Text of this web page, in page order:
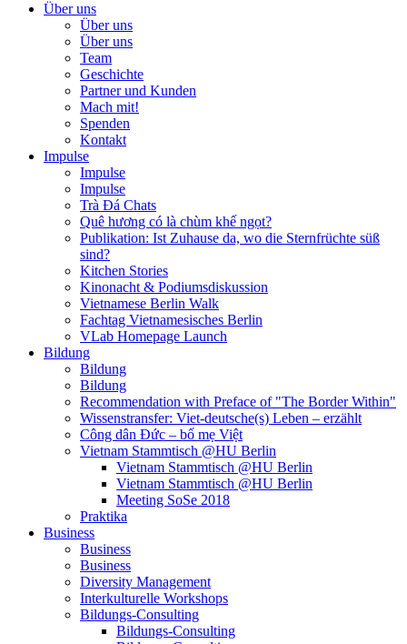
Über uns
Über uns
Über uns
Team
Geschichte
Partner und Kunden
Mach mit!
Spenden
Kontakt
Impulse
Impulse
Impulse
Trà Đá Chats
Quê hương có là chùm khế ngọt?
Publikation: Ist Zuhause da, wo die Sternfrüchte süß
sind?
Kitchen Stories
Kinonacht & Podiumsdiskussion
Vietnamese Berlin Walk
Fachtag Vietnamesisches Berlin
VLab Homepage Launch
Bildung
Bildung
Bildung
Recommendation with Preface of "The Border Within"
Wissenstransfer: Viet-deutsche(s) Leben – erzählt
Công dân Đức – bố mẹ Việt
Vietnam Stammtisch @HU Berlin
Vietnam Stammtisch @HU Berlin
Vietnam Stammtisch @HU Berlin
Meeting SoSe 2018
Praktika
Business
Business
Business
Diversity Management
Interkulturelle Workshops
Bildungs-Consulting
Bildungs-Consulting